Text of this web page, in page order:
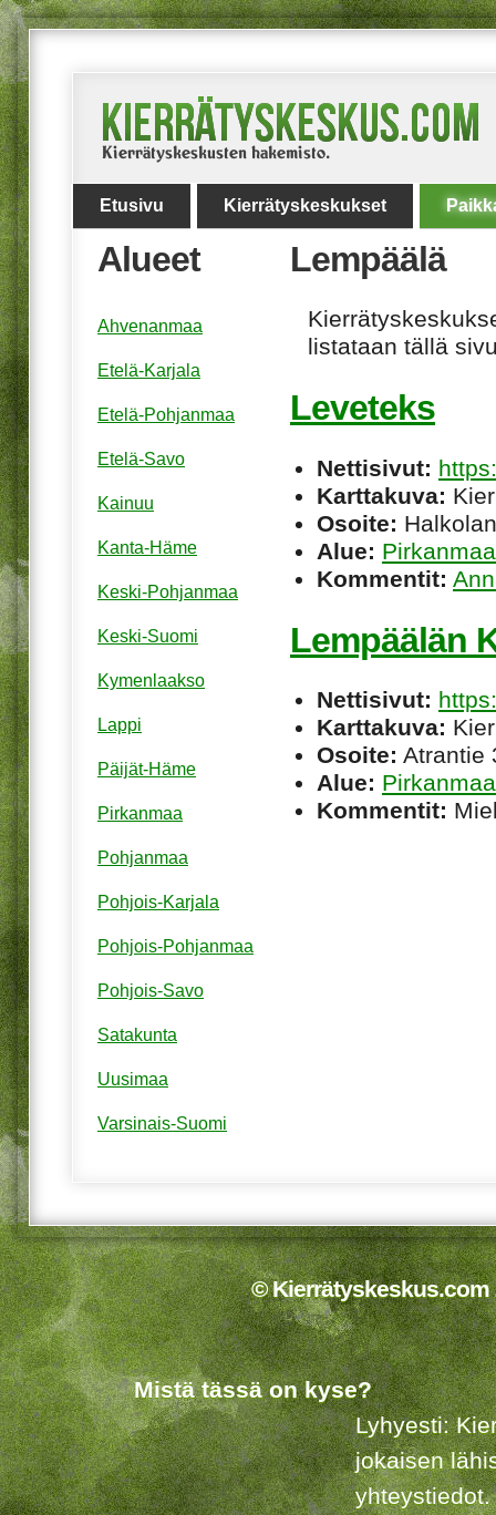
Etusivu Kierrätyskeskukset
Lempäälä
listataan tällä
Leveteks
Nettisivut:
Karttakuva:
Osoite:
Alue: Pirkanmaa
Kommentit:
Lempäälän
Nettisivut:
Karttakuva:
Osoite: Atrantie
Alue: Pirkanmaa
Kommentit:
Alueet
Ahvenanmaa
Etelä-Karjala
Etelä-Pohjanmaa
Etelä-Savo
Kainuu
Kanta-Häme
Keski-Pohjanmaa
Keski-Suomi
Kymenlaakso
Lappi
Päijät-Häme
Pirkanmaa
Pohjanmaa
Pohjois-Karjala
Pohjois-Pohjanmaa
Pohjois-Savo
Satakunta
Uusimaa
Varsinais-Suomi
© Kierrätyskeskus.com
Mistä tässä on kyse?
Lyhyesti:
jokaisen